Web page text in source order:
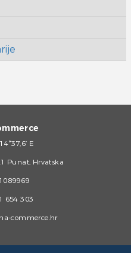
E
Punat, Hrvatska
654 303
commerce.hr